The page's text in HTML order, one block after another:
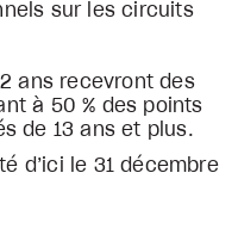
sur les circuits
ans recevront des
à 50 % des points
de 13 ans et plus.
d’ici le 31 décembre